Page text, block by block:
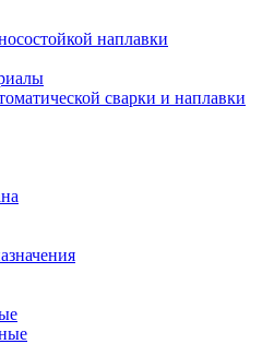
наплавки
сварки и наплавки